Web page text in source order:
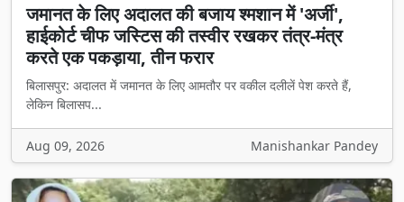
जमानत के लिए अदालत की बजाय श्मशान में 'अर्जी',
हाईकोर्ट चीफ जस्टिस की तस्वीर रखकर तंत्र-मंत्र
करते एक पकड़ाया, तीन फरार
बिलासपुर: अदालत में जमानत के लिए आमतौर पर वकील दलीलें पेश करते हैं,
लेकिन बिलासप...
Aug 09, 2026 Manishankar Pandey